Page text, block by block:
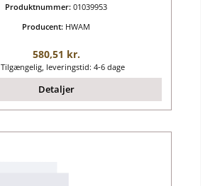
Produktnummer: 01039953
Producent: HWAM
Almindelig pris:
580,51 kr.
Tilgængelig, leveringstid: 4-6 dage
Detaljer